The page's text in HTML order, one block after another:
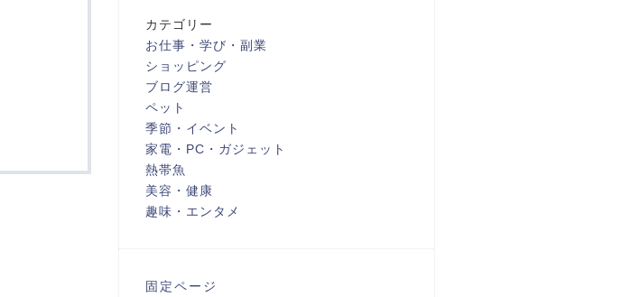
カテゴリー
お仕事・学び・副業
ショッピング
ブログ運営
ペット
季節・イベント
家電・PC・ガジェット
熱帯魚
美容・健康
趣味・エンタメ
固定ページ